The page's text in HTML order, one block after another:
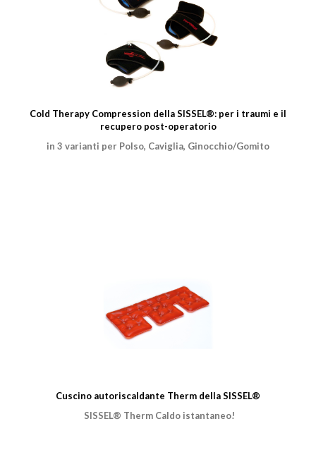
Cold Therapy Compression della SISSEL®: per i traumi e il
recupero post-operatorio
in 3 varianti per Polso, Caviglia, Ginocchio/Gomito
Cuscino autoriscaldante Therm della SISSEL®
SISSEL® Therm Caldo istantaneo!